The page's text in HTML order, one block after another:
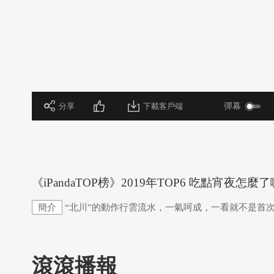
分享 下載客戶端 彈幕
《iPandaTOP榜》2019年TOP6 吃點宵夜怎麼了
簡介 “北川”的動作行雲流水，一氣呵成，一看就不是首次
滾滾播報